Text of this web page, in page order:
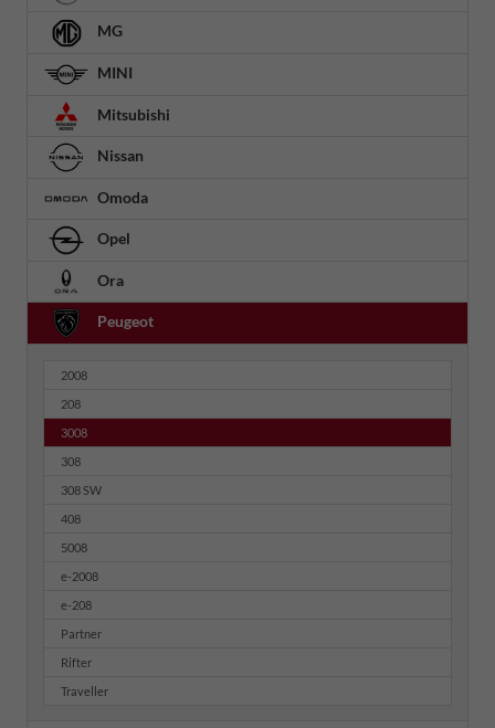
MG
MINI
Mitsubishi
Nissan
Omoda
Opel
Ora
Peugeot
2008
208
3008
308
308 SW
408
5008
e-2008
e-208
Partner
Rifter
Traveller